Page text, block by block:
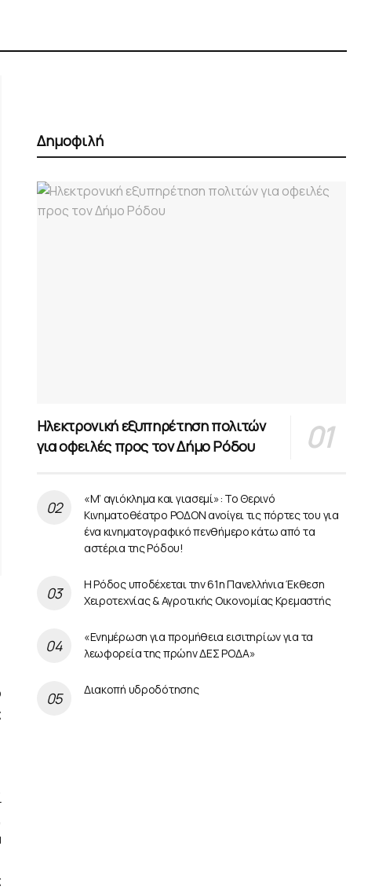
Δημοφιλή
Ηλεκτρονική εξυπηρέτηση πολιτών
για οφειλές προς τον Δήμο Ρόδου
«Μ’ αγιόκλημα και γιασεμί»: Το Θερινό
Κινηματοθέατρο ΡΟΔΟΝ ανοίγει τις πόρτες του για
ένα κινηματογραφικό πενθήμερο κάτω από τα
αστέρια της Ρόδου!
Η Ρόδος υποδέχεται την 61η Πανελλήνια Έκθεση
Χειροτεχνίας & Αγροτικής Οικονομίας Κρεμαστής
«Ενημέρωση για προμήθεια εισιτηρίων για τα
λεωφορεία της πρώην ΔΕΣ ΡΟΔΑ»
Διακοπή υδροδότησης